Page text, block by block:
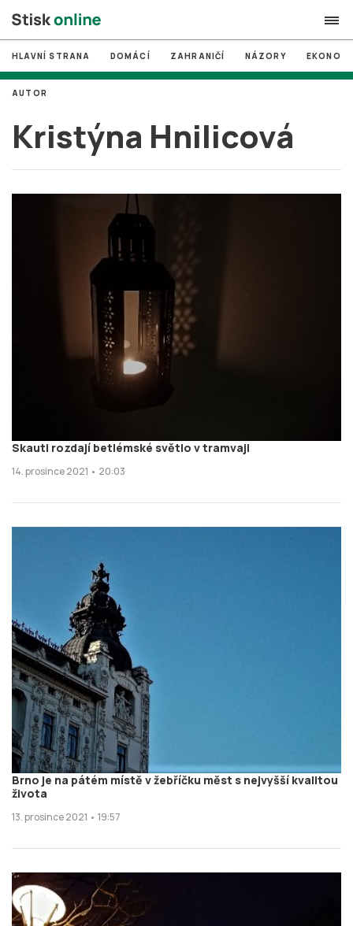
search
# MUNI
# Brno
# volby
HLAVNÍ STRANA DOMÁCÍ ZAHRANIČÍ NÁZORY
Kristýna Hnilicová
AUTOR
Skauti rozdají betlémské světlo v tramvaji
14. prosince 2021 • 20:03
Brno je na pátém místě v žebříčku měst s nejvyšší kvalitou
života
13. prosince 2021 • 19:57